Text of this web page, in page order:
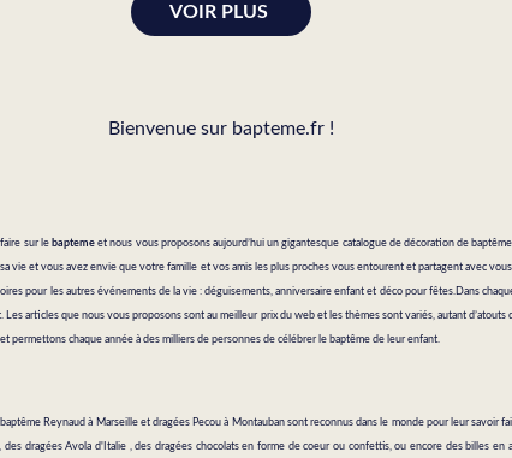
VOIR PLUS
Bienvenue sur bapteme.fr !
sur le baptemeet nous vous proposons aujourd’hui un gigantesque catalogue dedécoration de baptême
vie et vous avez envie que votre famille et vos amis les plus proches vous entourent et partagent avec
pour les autres événements de la vie : déguisements,anniversaire enfant et déco pour fêtes.Dans
articles que nous vous proposons sont au meilleur prix du web et les thèmes sont variés, autant
permettons chaque année à des milliers de personnes de célébrer le baptême de leur enfant.
Reynaud à Marseille et dragées Pecou à Montauban sont reconnus dans le monde pour leur savoir
dragées Avola d'Italie , des dragées chocolats en forme de coeur ou confettis, ou encore des billes